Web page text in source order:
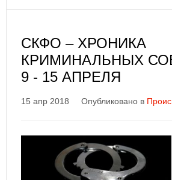
СКФО – ХРОНИКА
КРИМИНАЛЬНЫХ
9 - 15 АПРЕЛЯ
15 апр 2018 Опубликовано в